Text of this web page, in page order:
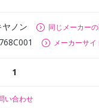
ヤノン 同じメーカー
メーカーサイ
1
い合わせ